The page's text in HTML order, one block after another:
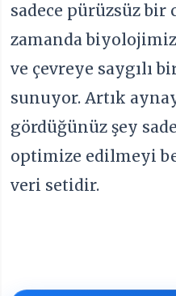
sadece pürüzsüz
zamanda
ve çevreye saygılı
sunuyor. Artık
gördüğünüz şey
optimize edilmeyi
veri setidir.